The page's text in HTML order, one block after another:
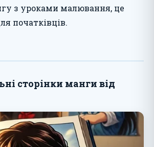
з уроками малювання, це
початківців.
сторінки манги від